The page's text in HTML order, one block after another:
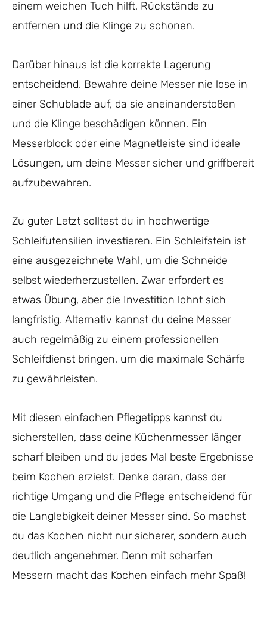
einem weichen Tuch hilft, Rückstände zu
entfernen und die Klinge zu schonen.
Darüber hinaus ist die korrekte Lagerung
entscheidend. Bewahre deine Messer nie lose in
einer Schublade auf, da sie aneinanderstoßen
und die Klinge beschädigen können. Ein
Messerblock oder eine Magnetleiste sind ideale
Lösungen, um deine Messer sicher und griffbereit
aufzubewahren.
Zu guter Letzt solltest du in hochwertige
Schleifutensilien investieren. Ein Schleifstein ist
eine ausgezeichnete Wahl, um die Schneide
selbst wiederherzustellen. Zwar erfordert es
etwas Übung, aber die Investition lohnt sich
langfristig. Alternativ kannst du deine Messer
auch regelmäßig zu einem professionellen
Schleifdienst bringen, um die maximale Schärfe
zu gewährleisten.
Mit diesen einfachen Pflegetipps kannst du
sicherstellen, dass deine Küchenmesser länger
scharf bleiben und du jedes Mal beste Ergebnisse
beim Kochen erzielst. Denke daran, dass der
richtige Umgang und die Pflege entscheidend für
die Langlebigkeit deiner Messer sind. So machst
du das Kochen nicht nur sicherer, sondern auch
deutlich angenehmer. Denn mit scharfen
Messern macht das Kochen einfach mehr Spaß!